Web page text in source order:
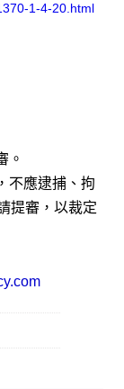
1-4-20.html
。
不應逮捕、拘
提審，以裁定